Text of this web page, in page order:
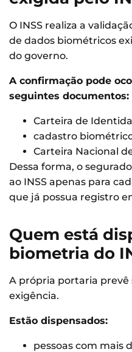
O INSS realiza a
de dados biométricos
do governo.
A confirmação pode
seguintes documentos:
Carteira de
cadastro
Carteira Nacional
Dessa forma, o
ao INSS apenas para
que já possua registro
Quem está
biometria do
A própria portaria prevê
exigência.
Estão dispensados:
pessoas com mais